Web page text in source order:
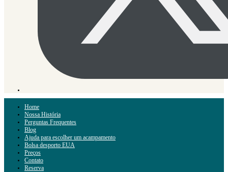
Home
Nossa História
Perguntas Frequentes
Blog
Ajuda para escolher um acampamento
Bolsa desporto EUA
Preços
Contato
Reserva